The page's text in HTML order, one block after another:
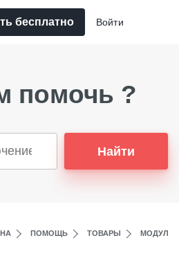
бесплатно Войти
помочь ?
Найти
ПОМОЩЬ ТОВАРЫ МОДУЛИ